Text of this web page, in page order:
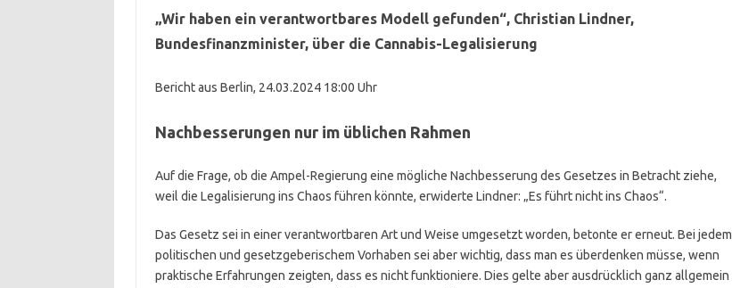
„Wir haben ein verantwortbares Modell gefunden“, Christian Lindner,
Bundesfinanzminister, über die Cannabis-Legalisierung
Bericht aus Berlin, 24.03.2024 18:00 Uhr
Nachbesserungen nur im üblichen Rahmen
Auf die Frage, ob die Ampel-Regierung eine mögliche Nachbesserung des Gesetzes in Betracht ziehe,
weil die Legalisierung ins Chaos führen könnte, erwiderte Lindner: „Es führt nicht ins Chaos“.
Das Gesetz sei in einer verantwortbaren Art und Weise umgesetzt worden, betonte er erneut. Bei jedem
politischen und gesetzgeberischem Vorhaben sei aber wichtig, dass man es überdenken müsse, wenn
praktische Erfahrungen zeigten, dass es nicht funktioniere. Dies gelte aber ausdrücklich ganz allgemein